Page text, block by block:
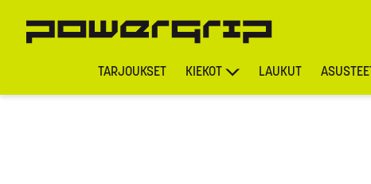
TARJOUKSET KIEKOT LAUKUT ASUSTEET